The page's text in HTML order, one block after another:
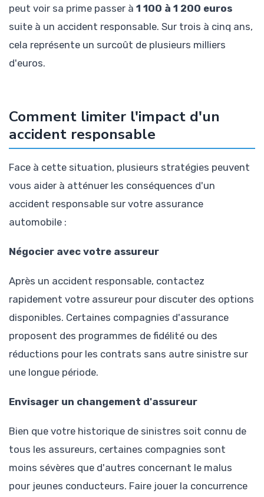
peut voir sa prime passer à 1 100 à 1 200 euros
suite à un accident responsable. Sur trois à cinq ans,
cela représente un surcoût de plusieurs milliers
d'euros.
Comment limiter l'impact d'un
accident responsable
Face à cette situation, plusieurs stratégies peuvent
vous aider à atténuer les conséquences d'un
accident responsable sur votre assurance
automobile :
Négocier avec votre assureur
Après un accident responsable, contactez
rapidement votre assureur pour discuter des options
disponibles. Certaines compagnies d'assurance
proposent des programmes de fidélité ou des
réductions pour les contrats sans autre sinistre sur
une longue période.
Envisager un changement d'assureur
Bien que votre historique de sinistres soit connu de
tous les assureurs, certaines compagnies sont
moins sévères que d'autres concernant le malus
pour jeunes conducteurs. Faire jouer la concurrence